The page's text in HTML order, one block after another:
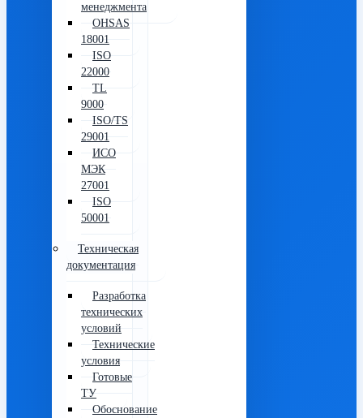
менеджмента
OHSAS
18001
ISO
22000
TL
9000
ISO/TS
29001
ИСО
МЭК
27001
ISO
50001
Техническая
документация
Разработка
технических
условий
Технические
условия
Готовые
ТУ
Обоснование